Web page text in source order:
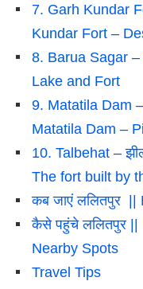
7. Garh Kundar
Kundar Fort –
8. Barua Sagar
Lake and Fort
9. Matatila Dam –
Matatila Dam –
10. Talbehat –
The fort built by
कब जाएं ललितपुर ||
कैसे पहुंचे ललितपुर
Nearby Spots
Travel Tips